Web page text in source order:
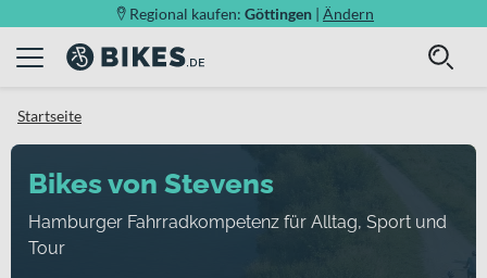
Regional kaufen: Göttingen | Ändern
Startseite
Bikes von Stevens
Hamburger Fahrradkompetenz für Alltag, Sport und
Tour